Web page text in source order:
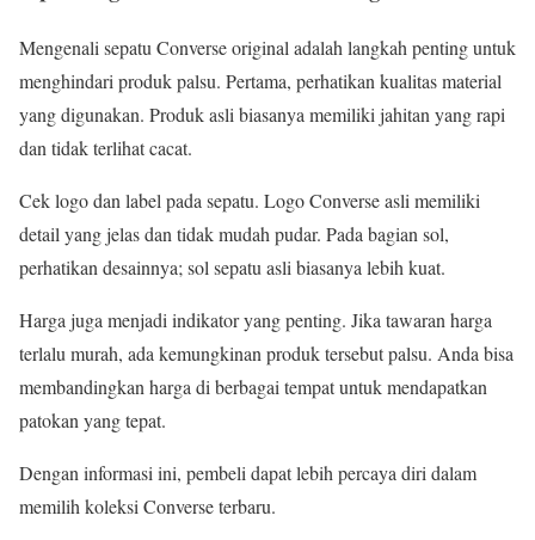
Mengenali sepatu Converse original adalah langkah penting untuk
menghindari produk palsu. Pertama, perhatikan kualitas material
yang digunakan. Produk asli biasanya memiliki jahitan yang rapi
dan tidak terlihat cacat.
Cek logo dan label pada sepatu. Logo Converse asli memiliki
detail yang jelas dan tidak mudah pudar. Pada bagian sol,
perhatikan desainnya; sol sepatu asli biasanya lebih kuat.
Harga juga menjadi indikator yang penting. Jika tawaran harga
terlalu murah, ada kemungkinan produk tersebut palsu. Anda bisa
membandingkan harga di berbagai tempat untuk mendapatkan
patokan yang tepat.
Dengan informasi ini, pembeli dapat lebih percaya diri dalam
memilih koleksi Converse terbaru.